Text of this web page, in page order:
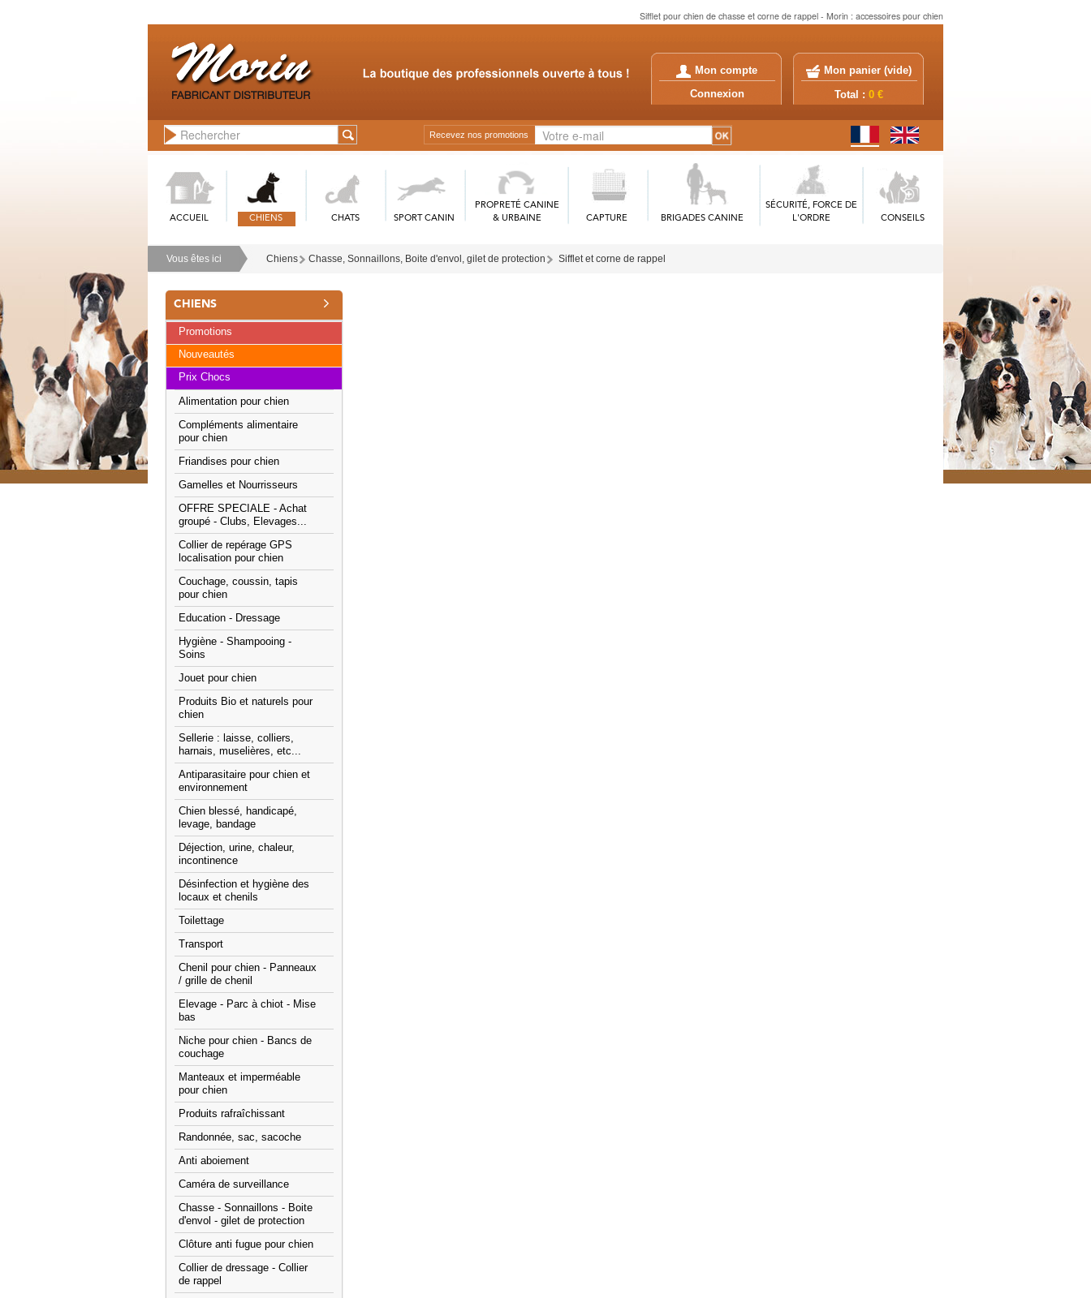
Sifflet pour chien de chasse et corne de rappel - Morin : accessoires pour chien
Mon compte
Connexion
Mon panier (vide)
Total : 0 €
Recevez nos promotions
ACCUEIL CHIENS CHATS SPORT CANIN
PROPRETÉ CANINE
& URBAINE
CAPTURE BRIGADES CANINE
SÉCURITÉ, FORCE DE
L'ORDRE
CONSEILS
Vous êtes ici Chiens Chasse, Sonnaillons, Boite d'envol, gilet de protection Sifflet et corne de rappel
CHIENS
Promotions
Nouveautés
Prix Chocs
Alimentation pour chien
Compléments alimentaire
pour chien
Friandises pour chien
Gamelles et Nourrisseurs
OFFRE SPECIALE - Achat
groupé - Clubs, Elevages...
Collier de repérage GPS
localisation pour chien
Couchage, coussin, tapis
pour chien
Education - Dressage
Hygiène - Shampooing -
Soins
Jouet pour chien
Produits Bio et naturels pour
chien
Sellerie : laisse, colliers,
harnais, muselières, etc...
Antiparasitaire pour chien et
environnement
Chien blessé, handicapé,
levage, bandage
Déjection, urine, chaleur,
incontinence
Désinfection et hygiène des
locaux et chenils
Toilettage
Transport
Chenil pour chien - Panneaux
/ grille de chenil
Elevage - Parc à chiot - Mise
bas
Niche pour chien - Bancs de
couchage
Manteaux et imperméable
pour chien
Produits rafraîchissant
Randonnée, sac, sacoche
Anti aboiement
Caméra de surveillance
Chasse - Sonnaillons - Boite
d'envol - gilet de protection
Clôture anti fugue pour chien
Collier de dressage - Collier
de rappel